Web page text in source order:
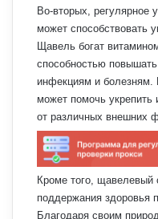
Во-вторых, регулярное
может способствовать
Щавель богат
способностью повышать
инфекциям и болезням.
может помочь укрепить
от различных внешних
Кроме того, щавелевый
поддержания здоровья
Благодаря своим